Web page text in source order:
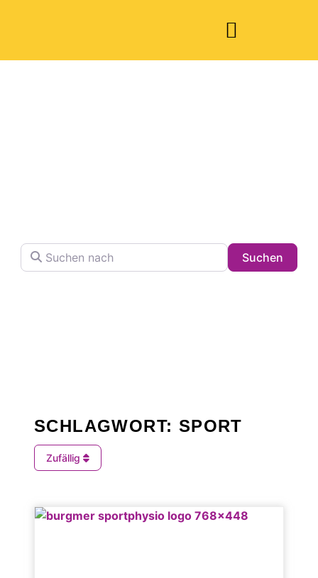
Suchen nach
Suchen
SCHLAGWORT: SPORT
Zufällig